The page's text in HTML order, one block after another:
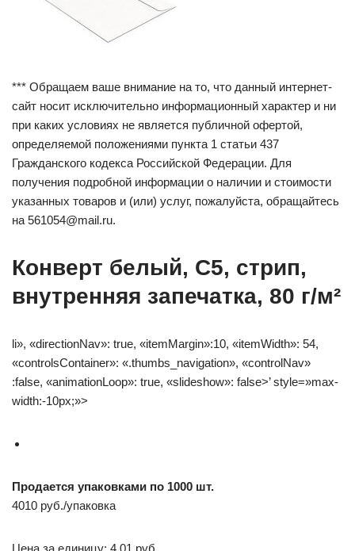
*** Обращаем ваше внимание на то, что данный интернет-
сайт носит исключительно информационный характер и ни
при каких условиях не является публичной офертой,
определяемой положениями пункта 1 статьи 437
Гражданского кодекса Российской Федерации. Для
получения подробной информации о наличии и стоимости
указанных товаров и (или) услуг, пожалуйста, обращайтесь
на 561054@mail.ru.
Конверт белый, C5, стрип,
внутренняя запечатка, 80 г/м²
li», «directionNav»: true, «itemMargin»:10, «itemWidth»: 54,
«controlsContainer»: «.thumbs_navigation», «controlNav»
:false, «animationLoop»: true, «slideshow»: false>’ style=»max-
width:-10px;»>
Продается упаковками по 1000 шт.
4010 руб./упаковка
Цена за единицу: 4.01 руб.